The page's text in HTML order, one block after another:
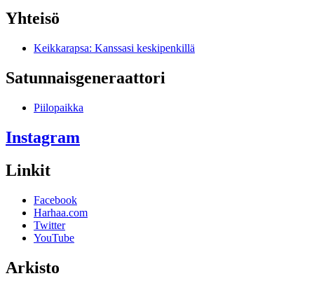
Yhteisö
Keikkarapsa: Kanssasi keskipenkillä
Satunnais­generaattori
Piilopaikka
Instagram
Linkit
Facebook
Harhaa.com
Twitter
YouTube
Arkisto